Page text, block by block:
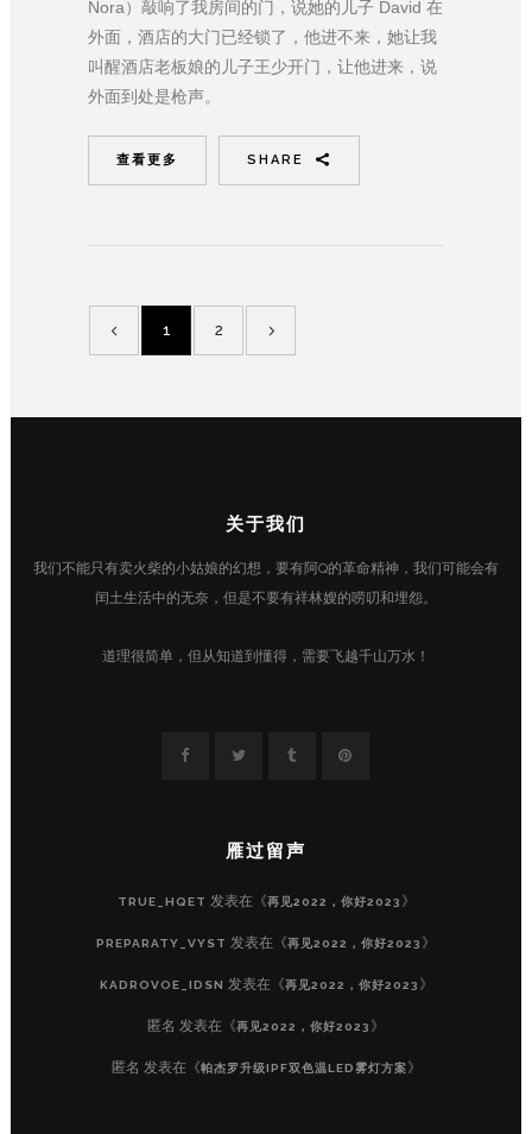
Nora）敲响了我房间的门，说她的儿子 David 在
外面，酒店的大门已经锁了，他进不来，她让我
叫醒酒店老板娘的儿子王少开门，让他进来，说
外面到处是枪声。
查看更多 SHARE
1 2
关于我们
我们不能只有卖火柴的小姑娘的幻想，要有阿Q的革命精神，我们可能会有
闰土生活中的无奈，但是不要有祥林嫂的唠叨和埋怨。
道理很简单，但从知道到懂得，需要飞越千山万水！
雁过留声
TRUE_HQET 发表在《再见2022，你好2023 》
PREPARATY_VYST 发表在《再见2022，你好2023 》
KADROVOE_IDSN 发表在《再见2022，你好2023 》
匿名 发表在《再见2022，你好2023 》
匿名 发表在《帕杰罗升级IPF双色温LED雾灯方案》